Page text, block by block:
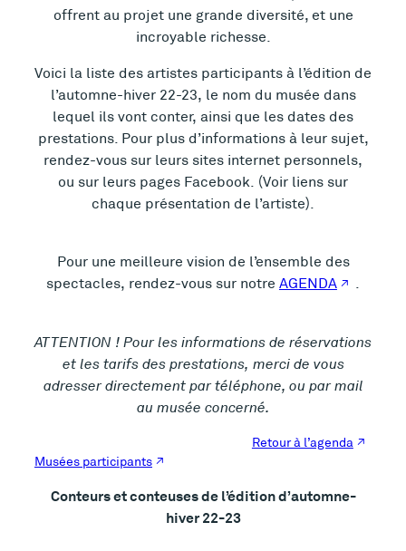
offrent au projet une grande diversité, et une
incroyable richesse.
Voici la liste des artistes participants à l’édition de
l’automne-hiver 22-23, le nom du musée dans
lequel ils vont conter, ainsi que les dates des
prestations. Pour plus d’informations à leur sujet,
rendez-vous sur leurs sites internet personnels,
ou sur leurs pages Facebook. (Voir liens sur
chaque présentation de l’artiste).
Pour une meilleure vision de l’ensemble des
spectacles, rendez-vous sur notre AGENDA .
ATTENTION ! Pour les informations de réservations
et les tarifs des prestations, merci de vous
adresser directement par téléphone, ou par mail
au musée concerné.
Retour à l’agenda
Musées participants
Conteurs et conteuses de l’édition d’automne-
hiver 22-23